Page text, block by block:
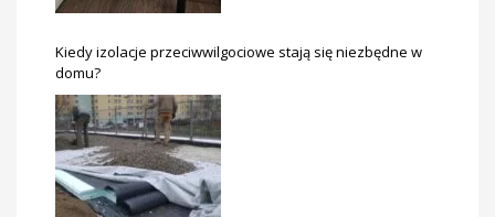
Kiedy izolacje przeciwwilgociowe stają się niezbędne w
domu?